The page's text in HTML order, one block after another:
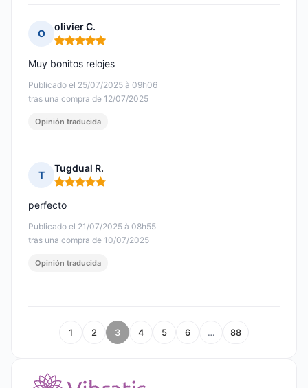
O
olivier C.
Nota: 5 de 5
Publicado el 25/07/2025 à 09h06
tras una compra de 12/07/2025
Muy bonitos relojes
Opinión traducida
T
Tugdual R.
Nota: 5 de 5
Publicado el 21/07/2025 à 08h55
tras una compra de 10/07/2025
perfecto
Opinión traducida
1 2 3 4 5 6 … 88